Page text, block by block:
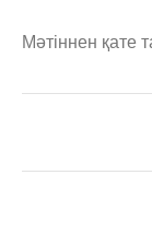
Мәтіннен қате